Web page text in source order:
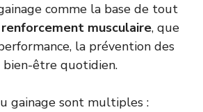
comme la base de tout
renforcement musculaire, que
la prévention des
bien-être quotidien.
gainage sont multiples :